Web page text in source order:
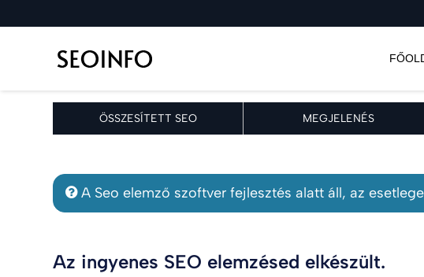
ÖSSZESÍTETT SEO MEGJELENÉS
A Seo elemző szoftver fejlesztés alatt áll, az
Az ingyenes SEO elemzésed elkészült.